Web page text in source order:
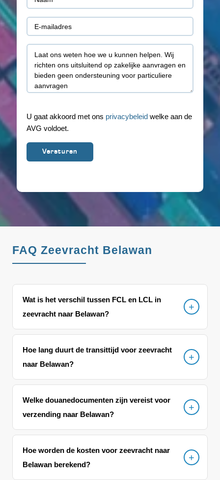
(Vereist)
E-
(Vereist)
U gaat akkoord met ons privacybeleid welke aan de
AVG voldoet.
FAQ Zeevracht Belawan
Wat is het verschil tussen FCL en LCL in
zeevracht naar Belawan?
Hoe lang duurt de transittijd voor zeevracht
naar Belawan?
Welke douanedocumenten zijn vereist voor
verzending naar Belawan?
Hoe worden de kosten voor zeevracht naar
Belawan berekend?